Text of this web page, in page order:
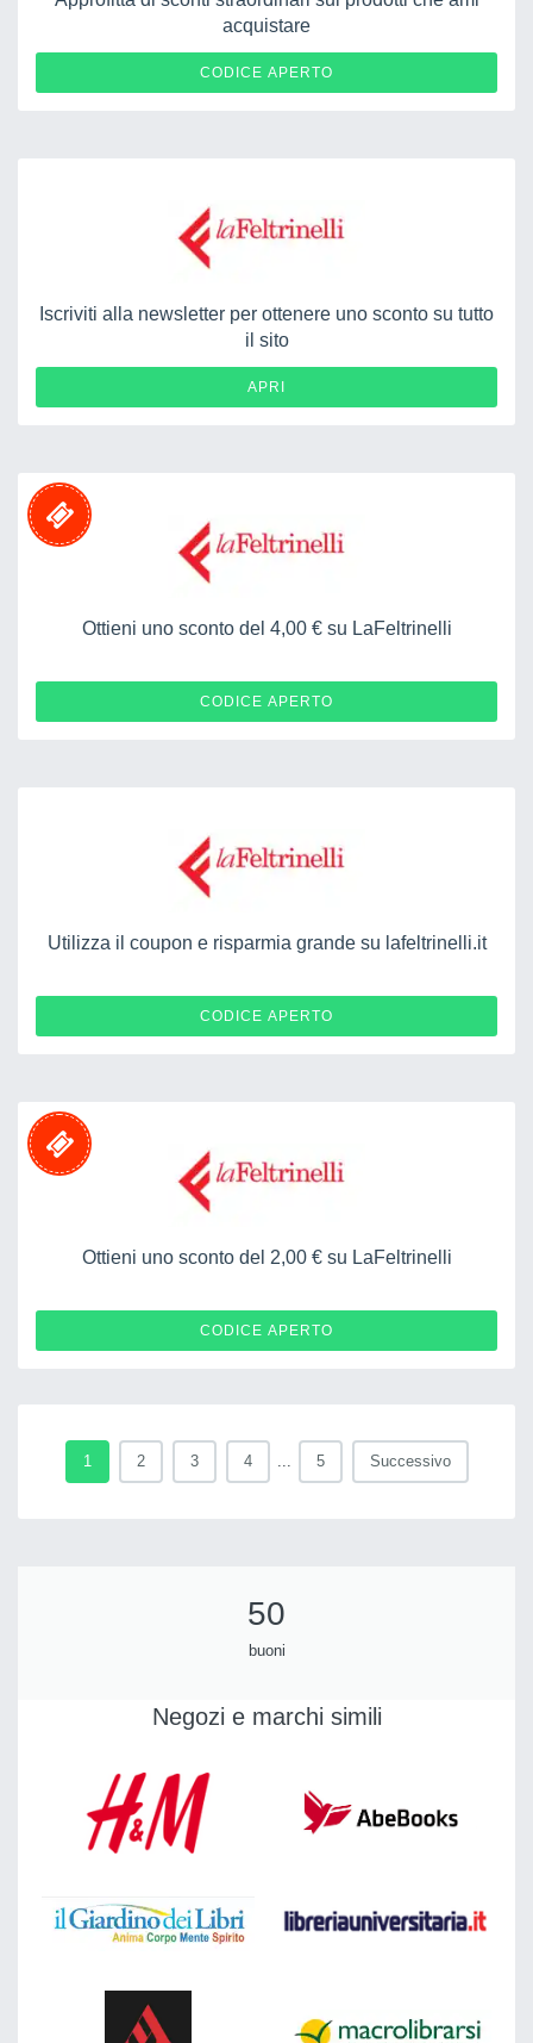
acquistare
CODICE APERTO
Iscriviti alla newsletter per ottenere uno sconto su tutto
il sito
APRI
Ottieni uno sconto del 4,00 € su LaFeltrinelli
CODICE APERTO
Utilizza il coupon e risparmia grande su lafeltrinelli.it
CODICE APERTOTGSNUYMHRSE
Ottieni uno sconto del 2,00 € su LaFeltrinelli
CODICE APERTO
1 2 3 4 ... 5 Successivo
50
buoni
Negozi e marchi simili